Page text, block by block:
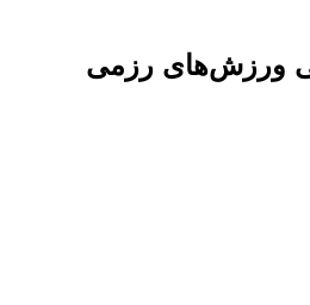
ورزش‌های رزمی